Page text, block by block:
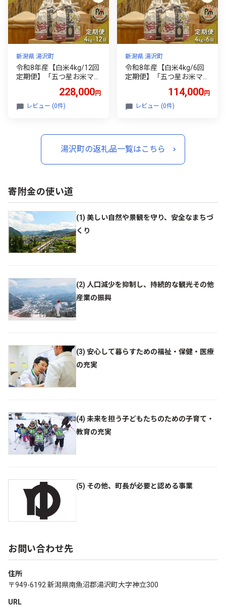
新潟県 湯沢町
令和8年産【白米4kg/12回
定期便】「五つ星お米マイ
2)×12【湯沢産コシヒカ
リ】
228,000円
レビュー (0件)
新潟県 湯沢町
令和8年産【白米4kg/6回
定期便】「五つ星お米マイ
2)×6【湯沢産コシヒカリ】
114,000円
レビュー (0件)
湯沢町の返礼品一覧はこちら
寄附金の使い道
(1) 美しい自然や景観を守り、安全なまちづ
くり
(2) 人口減少を抑制し、持続的な観光その他
産業の振興
(3) 安心して暮らすための福祉・保健・医療
の充実
(4) 未来を担う子どもたちのための子育て・
教育の充実
(5) その他、町長が必要と認める事業
お問い合わせ先
住所
〒949-6192 新潟県南魚沼郡湯沢町大字神立300
URL